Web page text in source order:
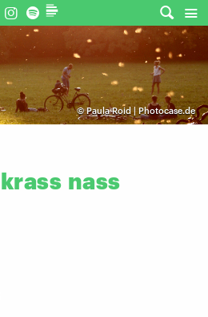
©Paula Roid | Photocase.de
krass nass